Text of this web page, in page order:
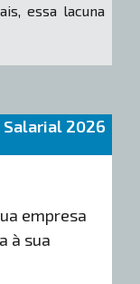
essa lacuna
Salarial 2026
empresa
à sua